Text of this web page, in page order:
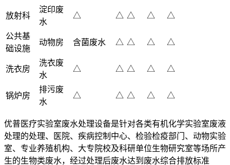
放射科
淀印废
水
△ △ △ △ △
公共基
础设施
动物房 含菌废水 △ △ △ △
洗衣房
洗衣废
水
△ △ △ △ △
锅炉房
排污废
水
△ △ △ △ △
优普医疗实验室废水处理设备是针对各类有机化学实验室废液
处理的处理、医院、疾病控制中心、检验检疫部门、动物实验
室、专业养殖机构、大专院校及科研单位生物研究室等场所产
生的生物类废水，经过处理后废水达到废水综合排放标准